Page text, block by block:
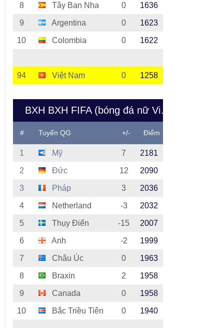
8 Tây Ban Nha 0 1636
9 Argentina 0 1623
10 Colombia 0 1622
94 Việt Nam 0 1258
BXH BXH FIFA (bóng đá nữ Việt Nam)
# Tuyển QG +/- Điểm
1 Mỹ 7 2181
2 Đức 12 2090
3 Pháp 3 2036
4 Netherland -3 2032
5 Thụy Điển -15 2007
6 Anh -2 1999
7 Châu Úc 0 1963
8 Braxin 2 1958
9 Canada 0 1958
10 Bắc Triều Tiên 0 1940